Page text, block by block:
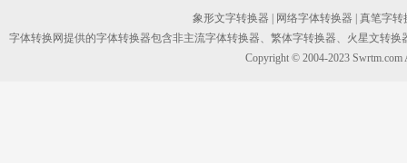
象形文字转换器 网络字体转换器
真笔字转
字体转换网提供的字体转换器包含非主流字体转换器、繁体字转换器、火星文转
Copyright © 2004-2023